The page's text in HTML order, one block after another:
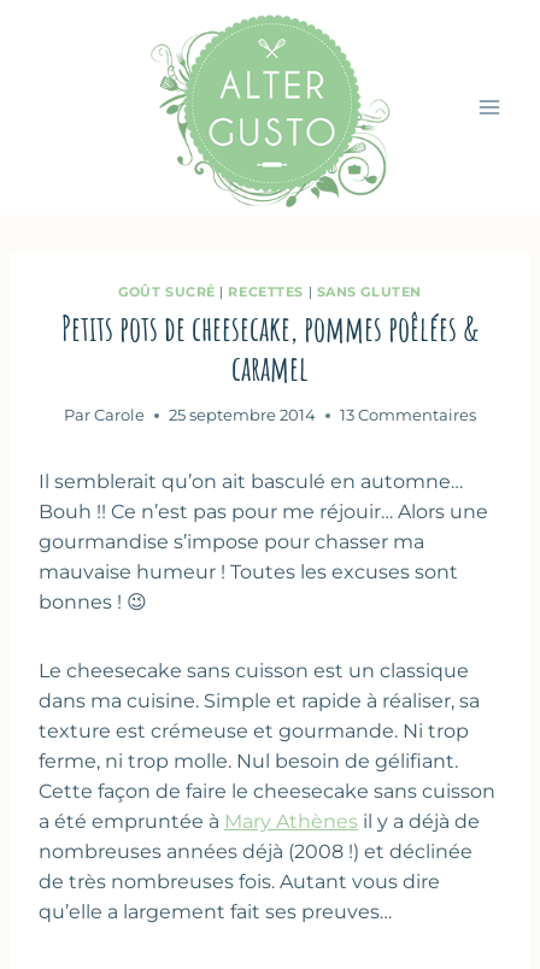
GOÛT SUCRÉ | RECETTES | SANS GLUTEN
Petits pots de cheesecake, pommes poêlées &
caramel
Par Carole 25 septembre 2014 13 Commentaires
Il semblerait qu’on ait basculé en automne…
Bouh !! Ce n’est pas pour me réjouir… Alors une
gourmandise s’impose pour chasser ma
mauvaise humeur ! Toutes les excuses sont
bonnes ! 😉
Le cheesecake sans cuisson est un classique
dans ma cuisine. Simple et rapide à réaliser, sa
texture est crémeuse et gourmande. Ni trop
ferme, ni trop molle. Nul besoin de gélifiant.
Cette façon de faire le cheesecake sans cuisson
a été empruntée à Mary Athènes il y a déjà de
nombreuses années déjà (2008 !) et déclinée
de très nombreuses fois. Autant vous dire
qu’elle a largement fait ses preuves…